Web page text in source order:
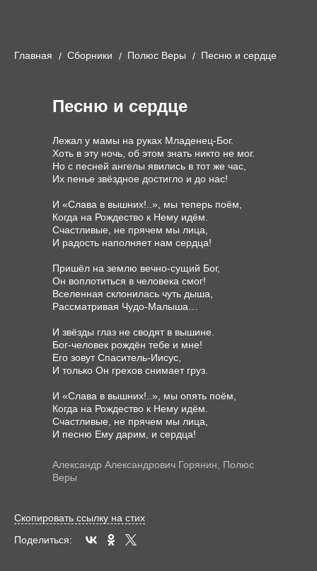
Главная Cборники Полюс Веры Песню и сердце
Песню и сердце
Лежал у мамы на руках Младенец-Бог.
Хоть в эту ночь, об этом знать никто не мог.
Но с песней ангелы явились в тот же час,
Их пенье звёздное достигло и до нас!
И «Слава в вышних!..», мы теперь поём,
Когда на Рождество к Нему идём.
Счастливые, не прячем мы лица,
И радость наполняет нам сердца!
Пришёл на землю вечно-сущий Бог,
Он воплотиться в человека смог!
Вселенная склонилась чуть дыша,
Рассматривая Чудо-Малыша…
И звёзды глаз не сводят в вышине.
Бог-человек рождён тебе и мне!
Его зовут Спаситель-Иисус,
И только Он грехов снимает груз.
И «Слава в вышних!..», мы опять поём,
Когда на Рождество к Нему идём.
Счастливые, не прячем мы лица,
Александр Александрович Горянин, Полюс
Веры
Скопировать ссылку на стих
Поделиться: